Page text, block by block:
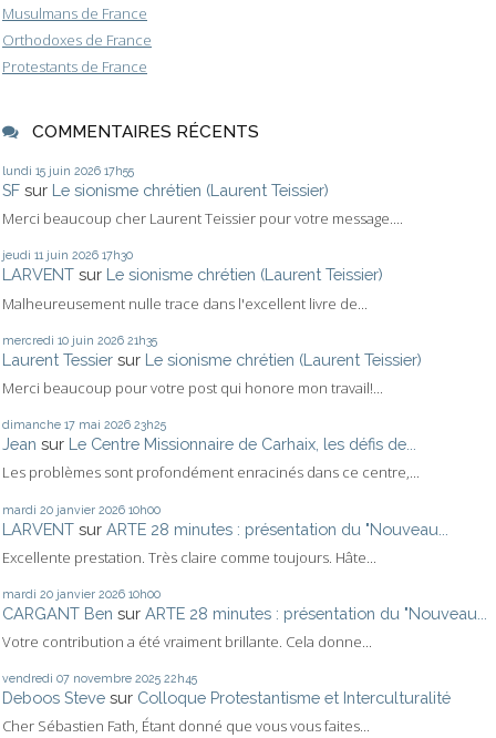
Musulmans de France
Orthodoxes de France
Protestants de France
COMMENTAIRES RÉCENTS
lundi 15 juin 2026 17h55
SF sur Le sionisme chrétien (Laurent Teissier)
Merci beaucoup cher Laurent Teissier pour votre message....
jeudi 11 juin 2026 17h30
LARVENT sur Le sionisme chrétien (Laurent Teissier)
Malheureusement nulle trace dans l'excellent livre de...
mercredi 10 juin 2026 21h35
Laurent Tessier sur Le sionisme chrétien (Laurent Teissier)
Merci beaucoup pour votre post qui honore mon travail!...
dimanche 17 mai 2026 23h25
Jean sur Le Centre Missionnaire de Carhaix, les défis de...
Les problèmes sont profondément enracinés dans ce centre,...
mardi 20 janvier 2026 10h00
LARVENT sur ARTE 28 minutes : présentation du "Nouveau...
Excellente prestation. Très claire comme toujours. Hâte...
mardi 20 janvier 2026 10h00
CARGANT Ben sur ARTE 28 minutes : présentation du "Nouveau...
Votre contribution a été vraiment brillante. Cela donne...
vendredi 07 novembre 2025 22h45
Deboos Steve sur Colloque Protestantisme et Interculturalité
Cher Sébastien Fath, Étant donné que vous vous faites...